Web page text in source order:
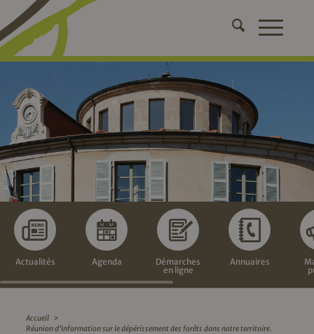
Actualités Agenda
Démarches
en ligne
Annuaires
Accueil >
Réunion d’information sur le dépérissement des forêts dans notre territoire.